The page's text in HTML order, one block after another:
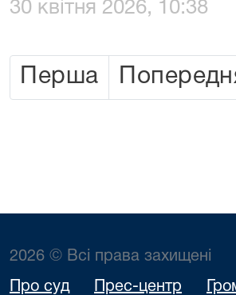
30 квітня 2026, 10:38
Перша
2026 © Всі права захищені
Про суд Прес-центр